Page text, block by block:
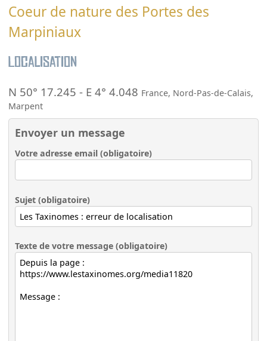
Coeur de nature des Portes des
Marpiniaux
Localisation
N 50° 17.245 - E 4° 4.048 France, Nord-Pas-de-Calais,
Marpent
Envoyer un message
Votre adresse email (obligatoire)
Sujet (obligatoire)
Texte de votre message (obligatoire)